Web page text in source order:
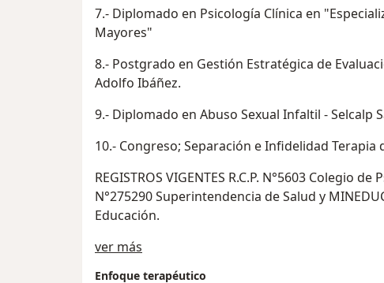
7.- Diplomado en Psicología Clínica en
Mayores"
8.- Postgrado en Gestión Estratégica de
Adolfo Ibáñez.
9.- Diplomado en Abuso Sexual Infaltil - Selcalp
10.- Congreso; Separación e Infidelidad Terapia
REGISTROS VIGENTES R.C.P. N°5603 Colegio
N°275290 Superintendencia de Salud y
Educación.
ver más
Enfoque terapéutico